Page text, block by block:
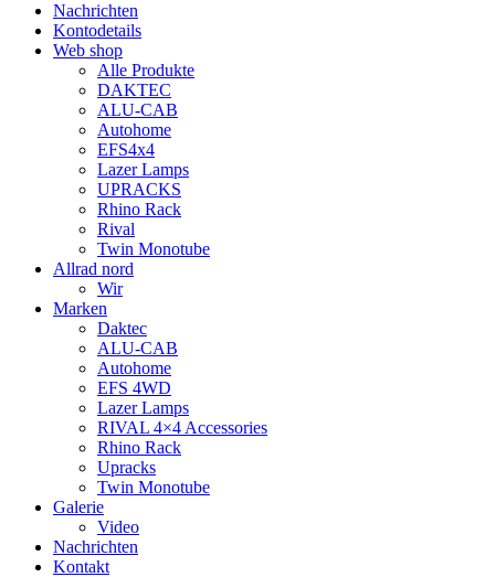
Nachrichten
Kontodetails
Web shop
Alle Produkte
DAKTEC
ALU-CAB
Autohome
EFS4x4
Lazer Lamps
UPRACKS
Rhino Rack
Rival
Twin Monotube
Allrad nord
Wir
Marken
Daktec
ALU-CAB
Autohome
EFS 4WD
Lazer Lamps
RIVAL 4×4 Accessories
Rhino Rack
Upracks
Twin Monotube
Galerie
Video
Nachrichten
Kontakt